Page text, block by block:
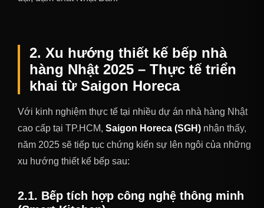
2. Xu hướng thiết kế bếp nhà
hàng Nhật 2025 – Thực tế triển
khai từ Saigon Horeca
Với kinh nghiệm thực tế tại nhiều dự án nhà hàng Nhật
cao cấp tại TP.HCM, Saigon Horeca (SGH) nhận thấy,
năm 2025 sẽ tiếp tục chứng kiến sự lên ngôi của những
xu hướng thiết kế bếp sau:
2.1. Bếp tích hợp công nghệ thông minh